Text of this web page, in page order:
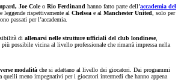
Joe Coleo Rio Ferdinand hanno fatto parte dell’accademia del
leggende rispettivamente al Chelsea e al Manchester United, solo per
passati per l’accademia.
di allenarsi nelle strutture ufficiali del club londinese,
più possibile vicina al livello professionale che rimarrà impressa nella
modalità che si adattano al livello dei giocatori. Dai programmi
quelli meno impegnativi per i giocatori intermedi che hanno appena